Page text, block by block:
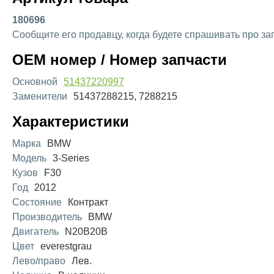
180696
Сообщите его продавцу, когда будете спрашивать про
OEM номер / Номер запчасти
Основной
51437220997
Заменители
51437288215, 7288215
Характеристики
Марка
BMW
Модель 3-Series
Кузов
F30
Год
2012
Состояние
Контракт
Производитель
BMW
Двигатель
N20B20B
Цвет everestgrau
Лево/право Лев.